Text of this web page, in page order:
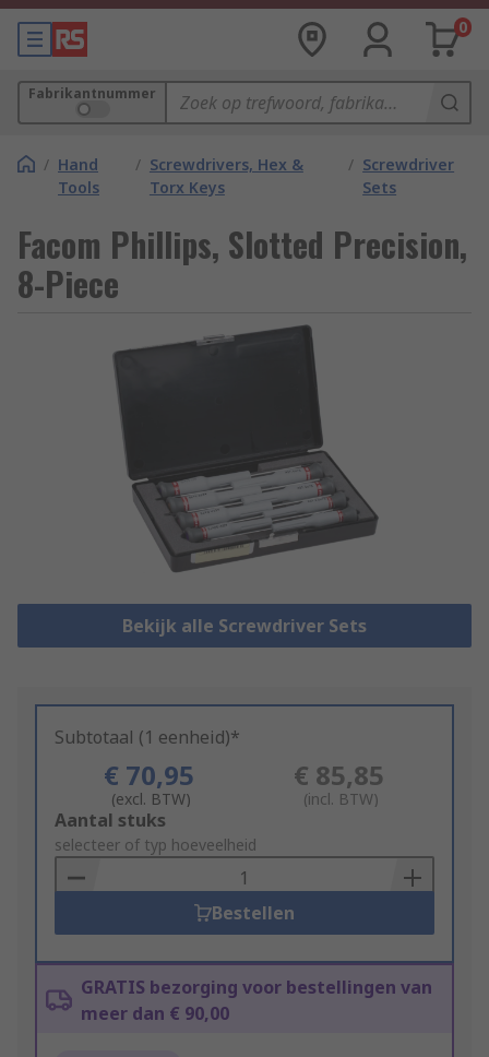
0
Fabrikantnummer
/ Hand
Tools
/ Screwdrivers, Hex &
Torx Keys
/ Screwdriver
Sets
Facom Phillips, Slotted Precision,
8-Piece
Bekijk alle Screwdriver Sets
Subtotaal (1 eenheid)*
€ 70,95
(excl. BTW)
€ 85,85
(incl. BTW)
Add
to
Basket
Aantal stuks
selecteer of typ hoeveelheid
Bestellen
GRATIS bezorging voor bestellingen van
meer dan € 90,00